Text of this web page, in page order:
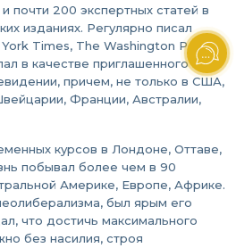
почти 200 экспертных статей в
изданиях. Регулярно писал
Times, The Washington Post и
в качестве приглашенного
причем, не только в США,
Франции, Австралии,
курсов в Лондоне, Оттаве,
побывал более чем в 90
Америке, Европе, Африке.
был ярым его
что достичь максимального
без насилия, строя